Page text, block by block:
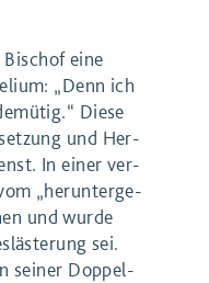
eine
„Denn ich
Die­se
und Her­
In einer ver­
„her­un­ter­ge­
und wur­de
sei.
sei­ner Dop­pel­